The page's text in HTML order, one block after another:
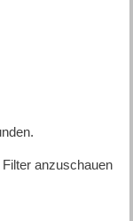
anzuschauen